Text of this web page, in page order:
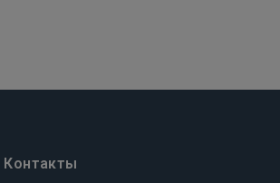
Контакты